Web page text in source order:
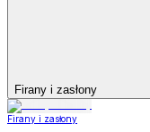
Firany i zasłony
Firany i zasłony